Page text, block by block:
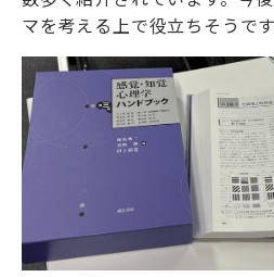
マを考える上で役立ちそうです